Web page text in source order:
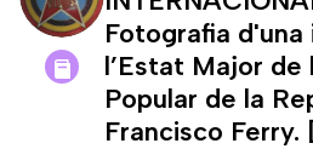
Fotografia d'una
l’Estat Major de
Popular de la
Francisco Ferry.